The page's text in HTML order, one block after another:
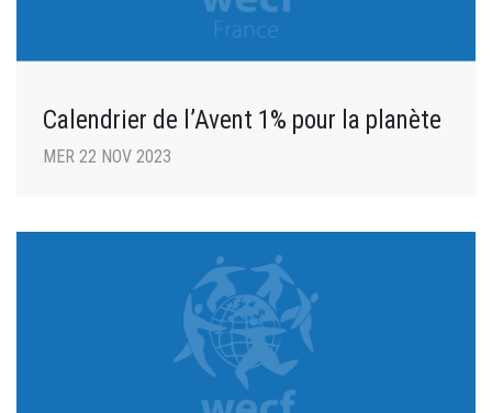
Calendrier de l’Avent 1% pour la planète
MER 22 NOV 2023